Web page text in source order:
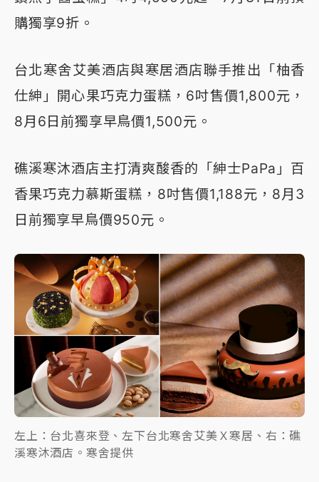
購獨享9折。
台北寒舍艾美酒店與寒居酒店聯手推出「柚香
仕紳」開心果巧克力蛋糕，6吋售價1,800元，
8月6日前獨享早鳥價1,500元。
礁溪寒沐酒店主打清爽酸香的「紳士PaPa」百
香果巧克力慕斯蛋糕，8吋售價1,188元，8月3
日前獨享早鳥價950元。
左上：台北喜來登、左下台北寒舍艾美Ｘ寒居、右：礁
溪寒沐酒店。寒舍提供